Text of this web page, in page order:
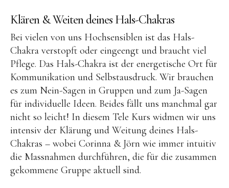
Klären & Weiten deines Hals-Chakras
Bei vielen von uns Hochsensiblen ist das Hals-
Chakra verstopft oder eingeengt und braucht viel
Pflege. Das Hals-Chakra ist der energetische Ort für
Kommunikation und Selbstausdruck. Wir brauchen
es zum Nein-Sagen in Gruppen und zum Ja-Sagen
für individuelle Ideen. Beides fällt uns manchmal gar
nicht so leicht! In diesem Tele Kurs widmen wir uns
intensiv der Klärung und Weitung deines Hals-
Chakras – wobei Corinna & Jörn wie immer intuitiv
die Massnahmen durchführen, die für die zusammen
gekommene Gruppe aktuell sind.